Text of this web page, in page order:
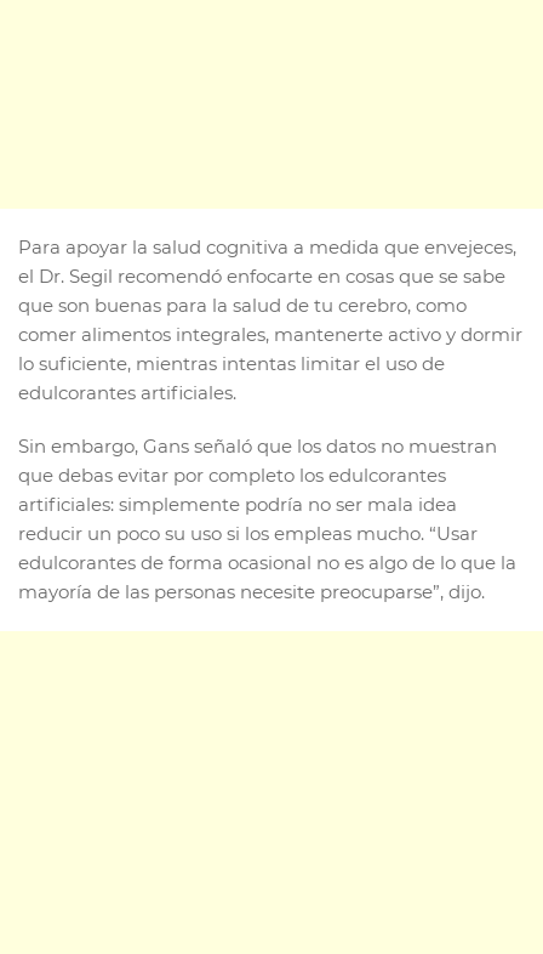
Para apoyar la salud cognitiva a medida que envejeces,
el Dr. Segil recomendó enfocarte en cosas que se sabe
que son buenas para la salud de tu cerebro, como
comer alimentos integrales, mantenerte activo y dormir
lo suficiente, mientras intentas limitar el uso de
edulcorantes artificiales.
Sin embargo, Gans señaló que los datos no muestran
que debas evitar por completo los edulcorantes
artificiales: simplemente podría no ser mala idea
reducir un poco su uso si los empleas mucho. “Usar
edulcorantes de forma ocasional no es algo de lo que la
mayoría de las personas necesite preocuparse”, dijo.